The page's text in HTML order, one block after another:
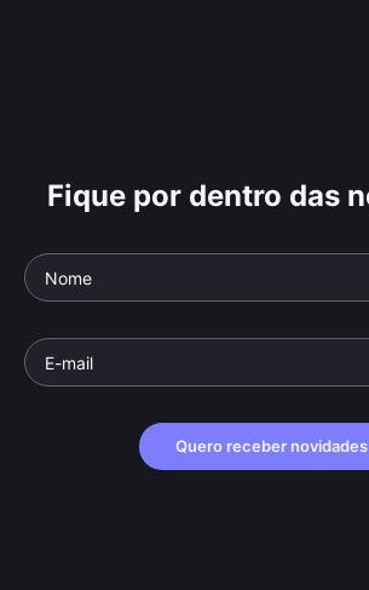
Fique por dentro das
Quero receber novidades